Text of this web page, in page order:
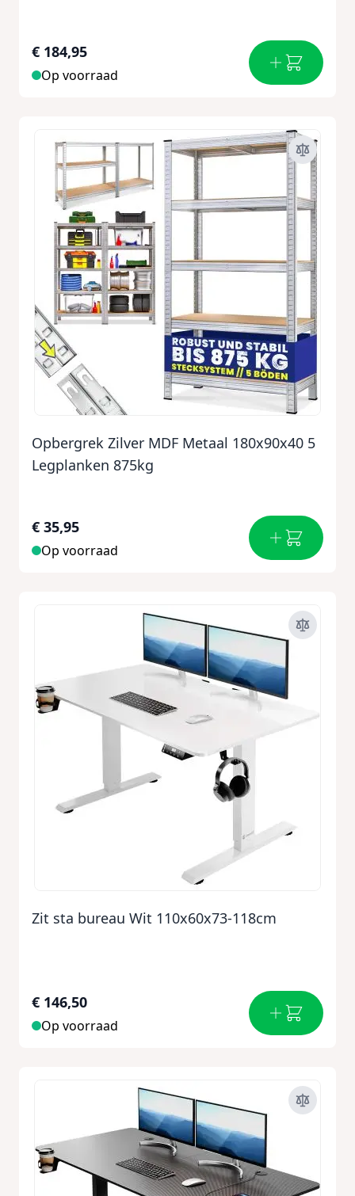
€ 184,95
Op voorraad
Opbergrek Zilver MDF Metaal 180x90x40 5
Legplanken 875kg
€ 35,95
Op voorraad
Zit sta bureau Wit 110x60x73-118cm
€ 146,50
Op voorraad